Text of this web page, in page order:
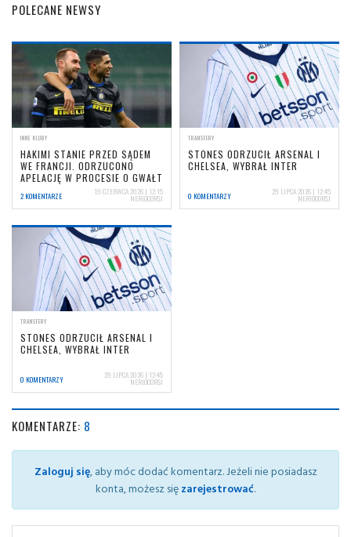
POLECANE NEWSY
INNE KLUBY
HAKIMI STANIE PRZED SĄDEM
WE FRANCJI. ODRZUCONO
APELACJĘ W PROCESIE O GWAŁT
2 KOMENTARZE 19 CZERWCA 2026 | 12:15
NERIOCORSI
TRANSFERY
STONES ODRZUCIŁ ARSENAL I
CHELSEA, WYBRAŁ INTER
0 KOMENTARZY 29 LIPCA 2026 | 12:45
NERIOCORSI
TRANSFERY
STONES ODRZUCIŁ ARSENAL I
CHELSEA, WYBRAŁ INTER
0 KOMENTARZY 29 LIPCA 2026 | 12:45
NERIOCORSI
KOMENTARZE: 8
Zaloguj się, aby móc dodać komentarz. Jeżeli nie posiadasz
konta, możesz sięzarejestrować.